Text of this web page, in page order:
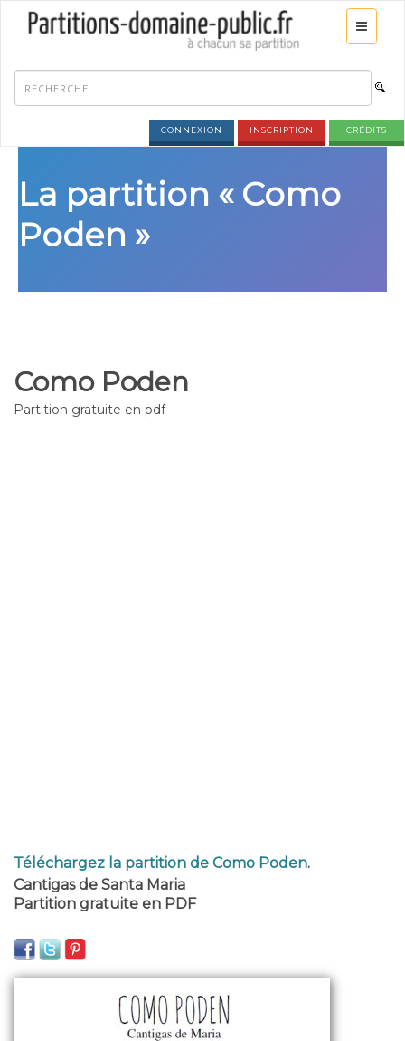
CONNEXION INSCRIPTION CRÉDITS
La partition « Como
Poden »
Como Poden
Partition gratuite en pdf
Téléchargez la partition de Como Poden.
Cantigas de Santa Maria
Partition gratuite en PDF